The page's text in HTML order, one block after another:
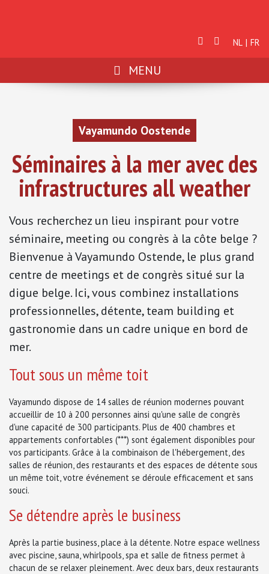
NL FR
MENU
Vayamundo Oostende
Séminaires à la mer avec des
infrastructures all weather
Vous recherchez un lieu inspirant pour votre
séminaire, meeting ou congrès à la côte belge ?
Bienvenue à Vayamundo Ostende, le plus grand
centre de meetings et de congrès situé sur la
digue belge. Ici, vous combinez installations
professionnelles, détente, team building et
gastronomie dans un cadre unique en bord de
mer.
Tout sous un même toit
Vayamundo dispose de 14 salles de réunion modernes pouvant
accueillir de 10 à 200 personnes ainsi qu'une salle de congrès
d'une capacité de 300 participants. Plus de 400 chambres et
appartements confortables (***) sont également disponibles pour
vos participants. Grâce à la combinaison de l'hébergement, des
salles de réunion, des restaurants et des espaces de détente sous
un même toit, votre événement se déroule efficacement et sans
souci.
Se détendre après le business
Après la partie business, place à la détente. Notre espace wellness
avec piscine, sauna, whirlpools, spa et salle de fitness permet à
chacun de se relaxer pleinement. Avec deux bars, deux restaurants